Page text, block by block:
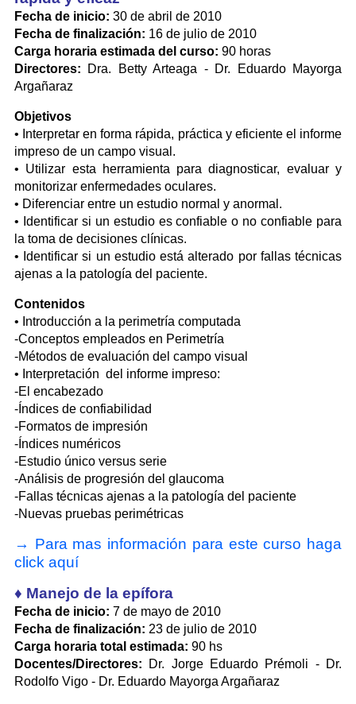
Fecha de inicio: 30 de abril de 2010
Fecha de finalización: 16 de julio de 2010
Carga horaria estimada del curso: 90 horas
Directores: Dra. Betty Arteaga - Dr. Eduardo Mayorga
Argañaraz
Objetivos
• Interpretar en forma rápida, práctica y eficiente el informe
impreso de un campo visual.
• Utilizar esta herramienta para diagnosticar, evaluar y
monitorizar enfermedades oculares.
• Diferenciar entre un estudio normal y anormal.
• Identificar si un estudio es confiable o no confiable para
la toma de decisiones clínicas.
• Identificar si un estudio está alterado por fallas técnicas
ajenas a la patología del paciente.
Contenidos
• Introducción a la perimetría computada
-Conceptos empleados en Perimetría
-Métodos de evaluación del campo visual
• Interpretación del informe impreso:
-El encabezado
-Índices de confiabilidad
-Formatos de impresión
-Índices numéricos
-Estudio único versus serie
-Análisis de progresión del glaucoma
-Fallas técnicas ajenas a la patología del paciente
-Nuevas pruebas perimétricas
→ Para mas información para este curso haga
click aquí
♦ Manejo de la epífora
Fecha de inicio: 7 de mayo de 2010
Fecha de finalización: 23 de julio de 2010
Carga horaria total estimada: 90 hs
Docentes/Directores: Dr. Jorge Eduardo Prémoli - Dr.
Rodolfo Vigo - Dr. Eduardo Mayorga Argañaraz